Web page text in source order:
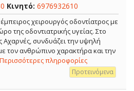
Κινητό: 6976932610
χειρουργός οδοντίατρος με
της οδοντιατρικής υγείας. Στο
Αχαρνές, συνδυάζει την υψηλή
τον ανθρώπινο χαρακτήρα και την
πληροφορίες
Προτεινόμενα